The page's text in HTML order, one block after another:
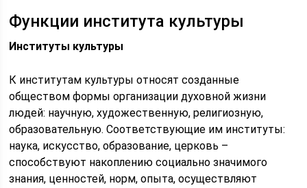
Функции института культуры
Институты культуры
К институтам культуры относят созданные
обществом формы организации духовной жизни
людей: научную, художественную, религиозную,
образовательную. Соответствующие им институты:
наука, искусство, образование, церковь –
способствуют накоплению социально значимого
знания, ценностей, норм, опыта, осуществляют